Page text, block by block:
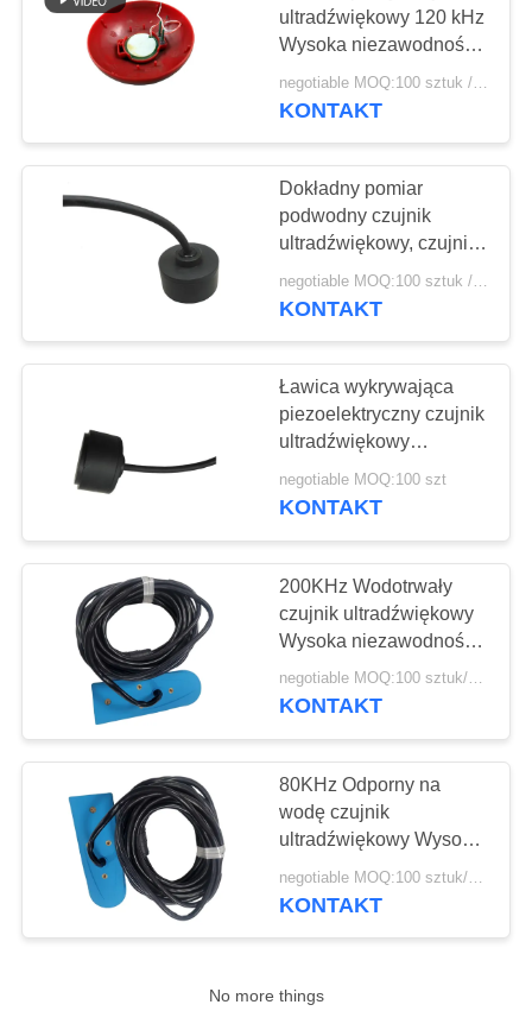
Tarcza
piezoelektryczna
21
Rurka
piezoelektryczna
23
Ceramika
piezoelektryczna
22
Ultradźwiękowy
czujnik bąbelkowy
ultradźwiękowy 120 kHz
Wysoka niezawodność
Długi okres użytkowania
KONTAKT
Dokładny pomiar
podwodny czujnik
ultradźwiękowy, czujnik
ultradźwiękowy Piezo
200 kHz
negotiable MOQ:100 sztuk / sztuk
KONTAKT
Ławica wykrywająca
piezoelektryczny czujnik
ultradźwiękowy
Dostosowana wysoka
niezawodność
negotiable MOQ:100 szt
KONTAKT
200KHz Wodotrwały
czujnik ultradźwiękowy
Wysoka niezawodność
Długa żywotność
negotiable MOQ:100 sztuk/kawałków
KONTAKT
80KHz Odporny na
wodę czujnik
ultradźwiękowy Wysoka
niezawodność Długa
żywotność
KONTAKT
No more things